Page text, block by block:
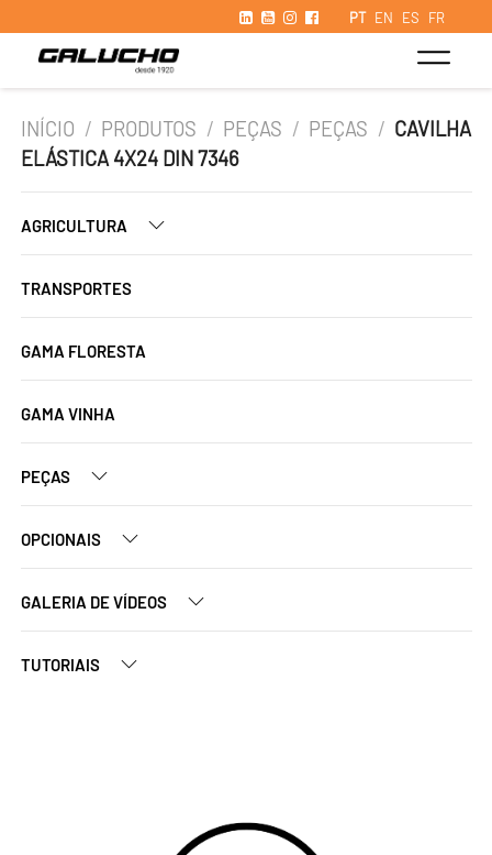
PT EN ES FR
INÍCIO / PRODUTOS / PEÇAS / PEÇAS / CAVILHA
ELÁSTICA 4X24 DIN 7346
AGRICULTURA
TRANSPORTES
GAMA FLORESTA
GAMA VINHA
PEÇAS
OPCIONAIS
GALERIA DE VÍDEOS
TUTORIAIS